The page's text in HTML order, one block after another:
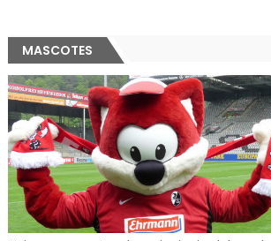
MASCOTES